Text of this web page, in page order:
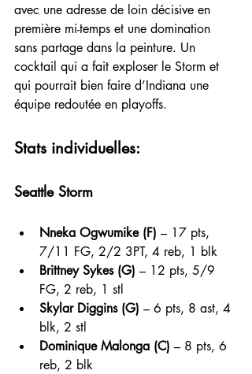
avec une adresse de loin décisive en
première mi-temps et une domination
sans partage dans la peinture. Un
cocktail qui a fait exploser le Storm et
qui pourrait bien faire d’Indiana une
équipe redoutée en playoffs.
Stats individuelles:
Seattle Storm
Nneka Ogwumike (F) – 17 pts,
7/11 FG, 2/2 3PT, 4 reb, 1 blk
Brittney Sykes (G) – 12 pts, 5/9
FG, 2 reb, 1 stl
Skylar Diggins (G) – 6 pts, 8 ast, 4
blk, 2 stl
Dominique Malonga (C) – 8 pts, 6
reb, 2 blk